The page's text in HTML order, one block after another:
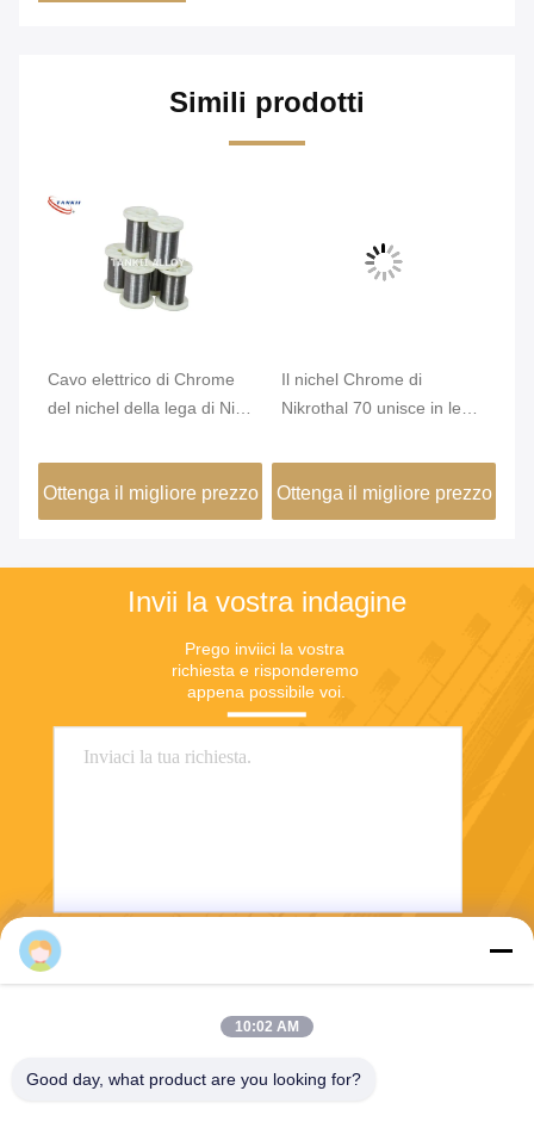
Simili prodotti
Cavo elettrico di Chrome
del nichel della lega di Nicr
Ottenga il migliore prezzo
Il nichel Chrome di
Nikrothal 70 unisce in lega
temprato
Ottenga il migliore prezzo
Invii la vostra indagine
Prego inviici la vostra
richiesta e risponderemo
appena possibile voi.
10:02 AM
Good day, what product are you looking for?